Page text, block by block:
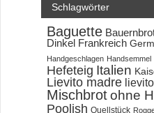
Schlagwörter
Baguette
Dinkel Frankreich
Handgeschlagen Handsemmel
Hefeteig Italien
Lievito madre
Mischbrot ohne
Poolish Quellstück